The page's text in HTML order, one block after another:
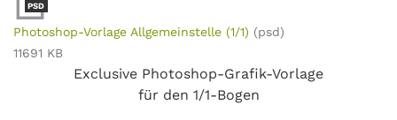
PSD
Photoshop-Vorlage Allgemeinstelle (1/1) (psd)
11691 KB
Exclusive Photoshop-Grafik-Vorlage
für den 1/1-Bogen